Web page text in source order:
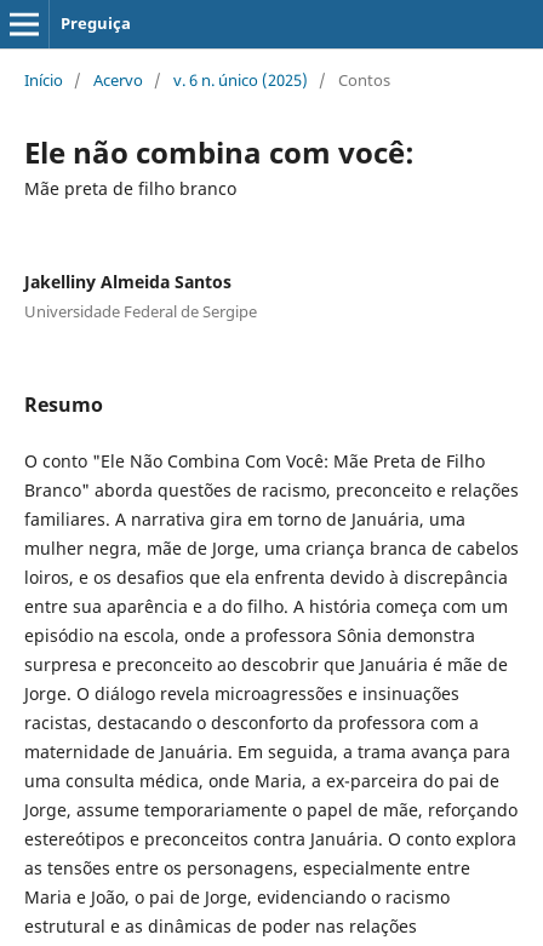
Preguiça
Início / Acervo / v. 6 n. único (2025) / Contos
Ele não combina com você:
Mãe preta de filho branco
Jakelliny Almeida Santos
Universidade Federal de Sergipe
Resumo
O conto "Ele Não Combina Com Você: Mãe Preta de Filho
Branco" aborda questões de racismo, preconceito e relações
familiares. A narrativa gira em torno de Januária, uma
mulher negra, mãe de Jorge, uma criança branca de cabelos
loiros, e os desafios que ela enfrenta devido à discrepância
entre sua aparência e a do filho. A história começa com um
episódio na escola, onde a professora Sônia demonstra
surpresa e preconceito ao descobrir que Januária é mãe de
Jorge. O diálogo revela microagressões e insinuações
racistas, destacando o desconforto da professora com a
maternidade de Januária. Em seguida, a trama avança para
uma consulta médica, onde Maria, a ex-parceira do pai de
Jorge, assume temporariamente o papel de mãe, reforçando
estereótipos e preconceitos contra Januária. O conto explora
as tensões entre os personagens, especialmente entre
Maria e João, o pai de Jorge, evidenciando o racismo
estrutural e as dinâmicas de poder nas relações